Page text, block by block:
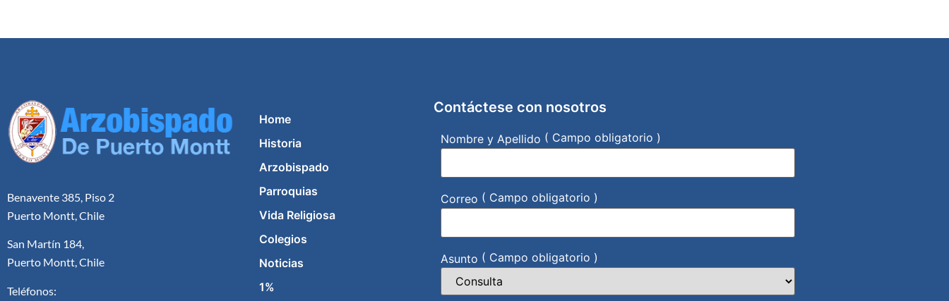
Benavente 385, Piso 2
Puerto Montt, Chile
San Martín 184,
Puerto Montt, Chile
Teléfonos:
Home
Historia
Arzobispado
Parroquias
Vida Religiosa
Colegios
Noticias
1%
Contáctese con nosotros
Nombre y Apellido ( Campo obligatorio )
Correo ( Campo obligatorio )
Asunto ( Campo obligatorio )